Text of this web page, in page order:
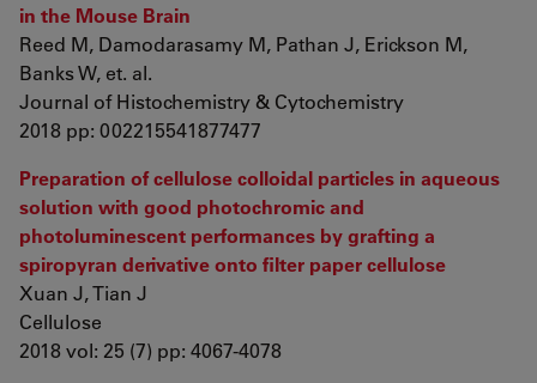
in the Mouse Brain
Reed M, Damodarasamy M, Pathan J, Erickson M,
Banks W, et. al.
Journal of Histochemistry & Cytochemistry
2018 pp: 002215541877477
Preparation of cellulose colloidal particles in aqueous
solution with good photochromic and
photoluminescent performances by grafting a
spiropyran derivative onto filter paper cellulose
Xuan J, Tian J
Cellulose
2018 vol: 25 (7) pp: 4067-4078